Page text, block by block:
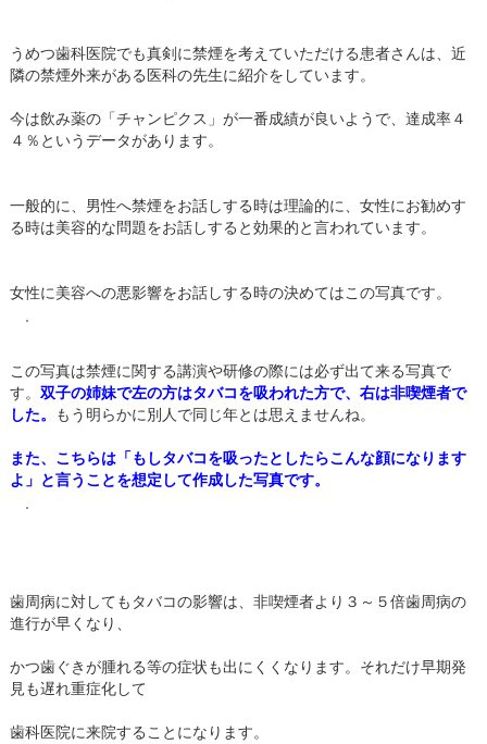
うめつ歯科医院でも真剣に禁煙を考えていただける患者さんは、近
隣の禁煙外来がある医科の先生に紹介をしています。
今は飲み薬の「チャンピクス」が一番成績が良いようで、達成率４
４％というデータがあります。
一般的に、男性へ禁煙をお話しする時は理論的に、女性にお勧めす
る時は美容的な問題をお話しすると効果的と言われています。
女性に美容への悪影響をお話しする時の決めてはこの写真です。
この写真は禁煙に関する講演や研修の際には必ず出て来る写真で
す。 双子の姉妹で左の方はタバコを吸われた方で、右は非喫煙者で
した。 もう明らかに別人で同じ年とは思えませんね。
また、こちらは「もしタバコを吸ったとしたらこんな顔になります
よ」と言うことを想定して作成した写真です。
歯周病に対してもタバコの影響は、非喫煙者より３～５倍歯周病の
進行が早くなり、
かつ歯ぐきが腫れる等の症状も出にくくなります。それだけ早期発
見も遅れ重症化して
歯科医院に来院することになります。